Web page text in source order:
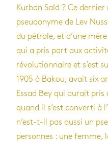
Kurban Saïd ? Ce
pseudonyme de Lev
du pétrole, et d’une
qui a pris part aux
révolutionnaire et s’est
1905 à Bakou, avait six
Essad Bey qui aurait pris
quand il s’est converti à
n’est-t-il pas aussi un
personnes : une femme,